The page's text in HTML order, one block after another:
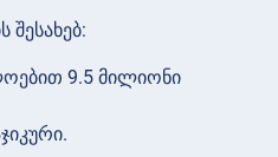
შესახებ:
9.5 მილიონი